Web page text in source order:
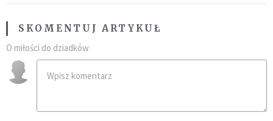
SKOMENTUJ ARTYKUŁ
O miłości do dziadków